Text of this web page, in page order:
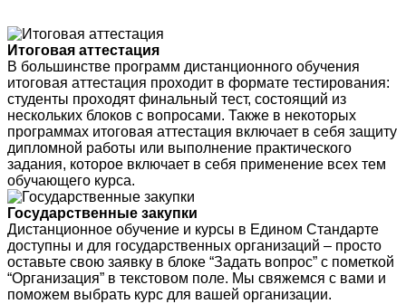
Итоговая аттестация
В большинстве программ дистанционного обучения
итоговая аттестация проходит в формате тестирования:
студенты проходят финальный тест, состоящий из
нескольких блоков с вопросами. Также в некоторых
программах итоговая аттестация включает в себя защиту
дипломной работы или выполнение практического
задания, которое включает в себя применение всех тем
обучающего курса.
Государственные закупки
Дистанционное обучение и курсы в Едином Стандарте
доступны и для государственных организаций – просто
оставьте свою заявку в блоке “Задать вопрос” с пометкой
“Организация” в текстовом поле. Мы свяжемся с вами и
поможем выбрать курс для вашей организации.